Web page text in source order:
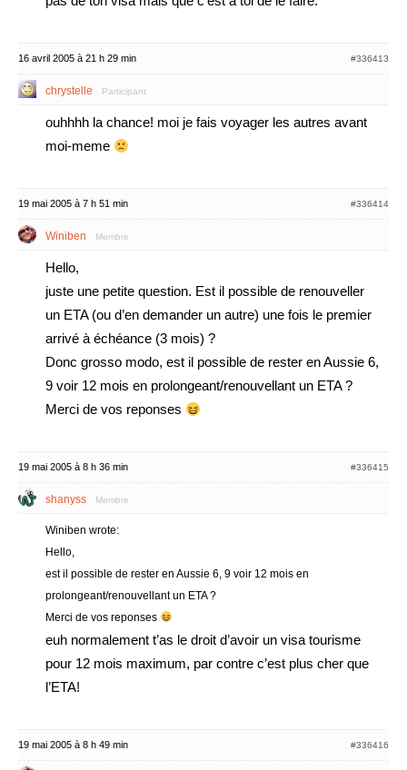
16 avril 2005 à 21 h 29 min #336413
chrystelle Participant
ouhhhh la chance! moi je fais voyager les autres avant
moi-meme
19 mai 2005 à 7 h 51 min #336414
Winiben Membre
Hello,
juste une petite question. Est il possible de renouveller
un ETA (ou d’en demander un autre) une fois le premier
arrivé à échéance (3 mois) ?
Donc grosso modo, est il possible de rester en Aussie 6,
9 voir 12 mois en prolongeant/renouvellant un ETA ?
Merci de vos reponses
19 mai 2005 à 8 h 36 min #336415
shanyss Membre
Winiben wrote:
Hello,
est il possible de rester en Aussie 6, 9 voir 12 mois en
prolongeant/renouvellant un ETA ?
Merci de vos reponses
euh normalement t’as le droit d’avoir un visa tourisme
pour 12 mois maximum, par contre c’est plus cher que
l’ETA!
19 mai 2005 à 8 h 49 min #336416